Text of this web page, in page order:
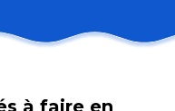
à faire en